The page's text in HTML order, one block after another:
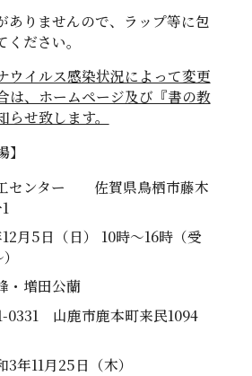
ありませんので、ラップ等に包
ださい。
ウイルス感染状況によって変更
は、ホームページ及び『書の教
せ致します。
センター 佐賀県鳥栖市藤木
月5日（日）
10時～16時（受
・増田公蘭
0331 山鹿市鹿本町来民1094
年11月25日（木）